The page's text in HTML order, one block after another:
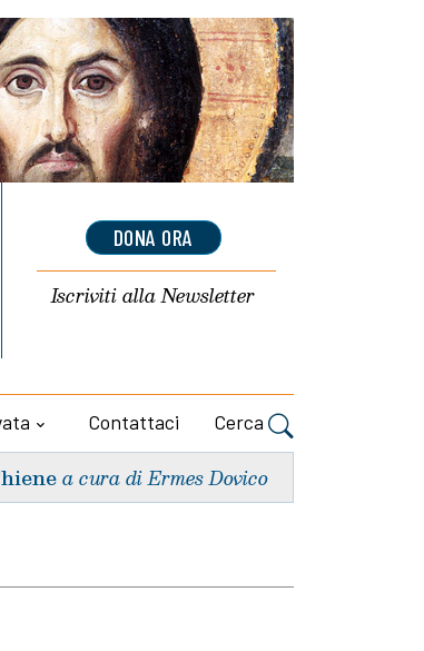
DONA ORA
Iscriviti allaNewsletter
Contattaci Cerca
a cura di Ermes Dovico